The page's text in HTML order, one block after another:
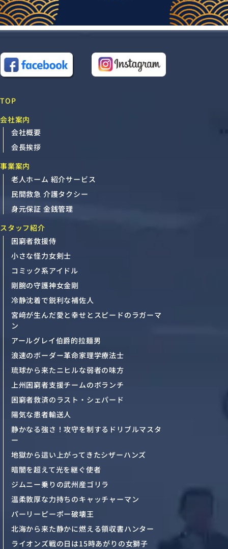
TOP
会社案内
会社概要
会長挨拶
事業案内
老人ホーム 紹介サービス
民間救急 介護タクシー
身元保証 金銭管理
スタッフ紹介
困窮者救援侍
小さな怪力女剣士
コミック系アイドル
剛腕の守護神女金剛
冷静沈着で鋭利な補佐人
宮﨑が生んだ愛と幸せとスピードのラガーマ
ン
アールグレイ伯爵的拉麺男
浪速のボーダー革命家理学療法士
琉球から来たニヒルな弱者の味方
上州困窮者支援チームのボランチ
困窮者救済のラスト・シェパード
陽気な患者輸送人
静かなる強さ！攻守を制するドリブルマスタ
ー
地獄から這い上がってきたシザーハンズ
暗闇を超えて光を継ぐ使者
ジムニー乗りの武州産ゴリラ
温柔敦厚な力持ちのキャッチャーマン
パーリーピーポー破壊王
北海から来た静かに燃える領収書ハンター
ライオンズ戦の日は15時あがりの女獅子